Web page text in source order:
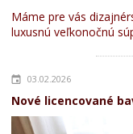
Máme pre vás
luxusnú veľkonočnú
03.02.2026
Nové licencované